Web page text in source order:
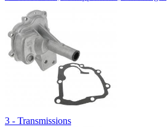
3 - Transmissions